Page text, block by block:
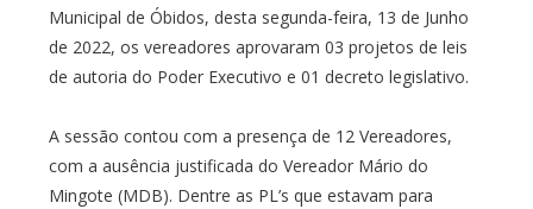
Municipal de Óbidos, desta segunda-feira, 13 de Junho
de 2022, os vereadores aprovaram 03 projetos de leis
de autoria do Poder Executivo e 01 decreto legislativo.
A sessão contou com a presença de 12 Vereadores,
com a ausência justificada do Vereador Mário do
Mingote (MDB). Dentre as PL’s que estavam para